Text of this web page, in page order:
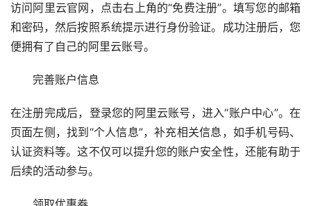
访问阿里云官网，点击右上角的“免费注册”。填写您的邮箱
和密码，然后按照系统提示进行身份验证。成功注册后，您
便拥有了自己的阿里云账号。
完善账户信息
在注册完成后，登录您的阿里云账号，进入“账户中心”。在
页面左侧，找到“个人信息”，补充相关信息，如手机号码、
认证资料等。这不仅可以提升您的账户安全性，还能有助于
后续的活动参与。